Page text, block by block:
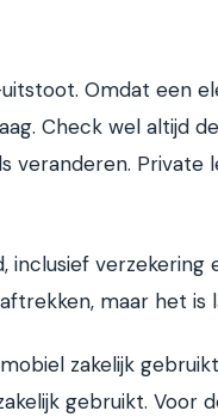
Omdat een
Check wel altijd
veranderen. Private
verzekering
maar het is
zakelijk
gebruikt. Voor